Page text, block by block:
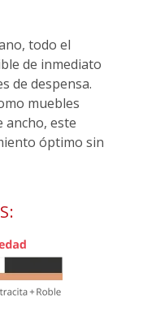
todo el
de inmediato
de despensa.
muebles
ancho, este
óptimo sin